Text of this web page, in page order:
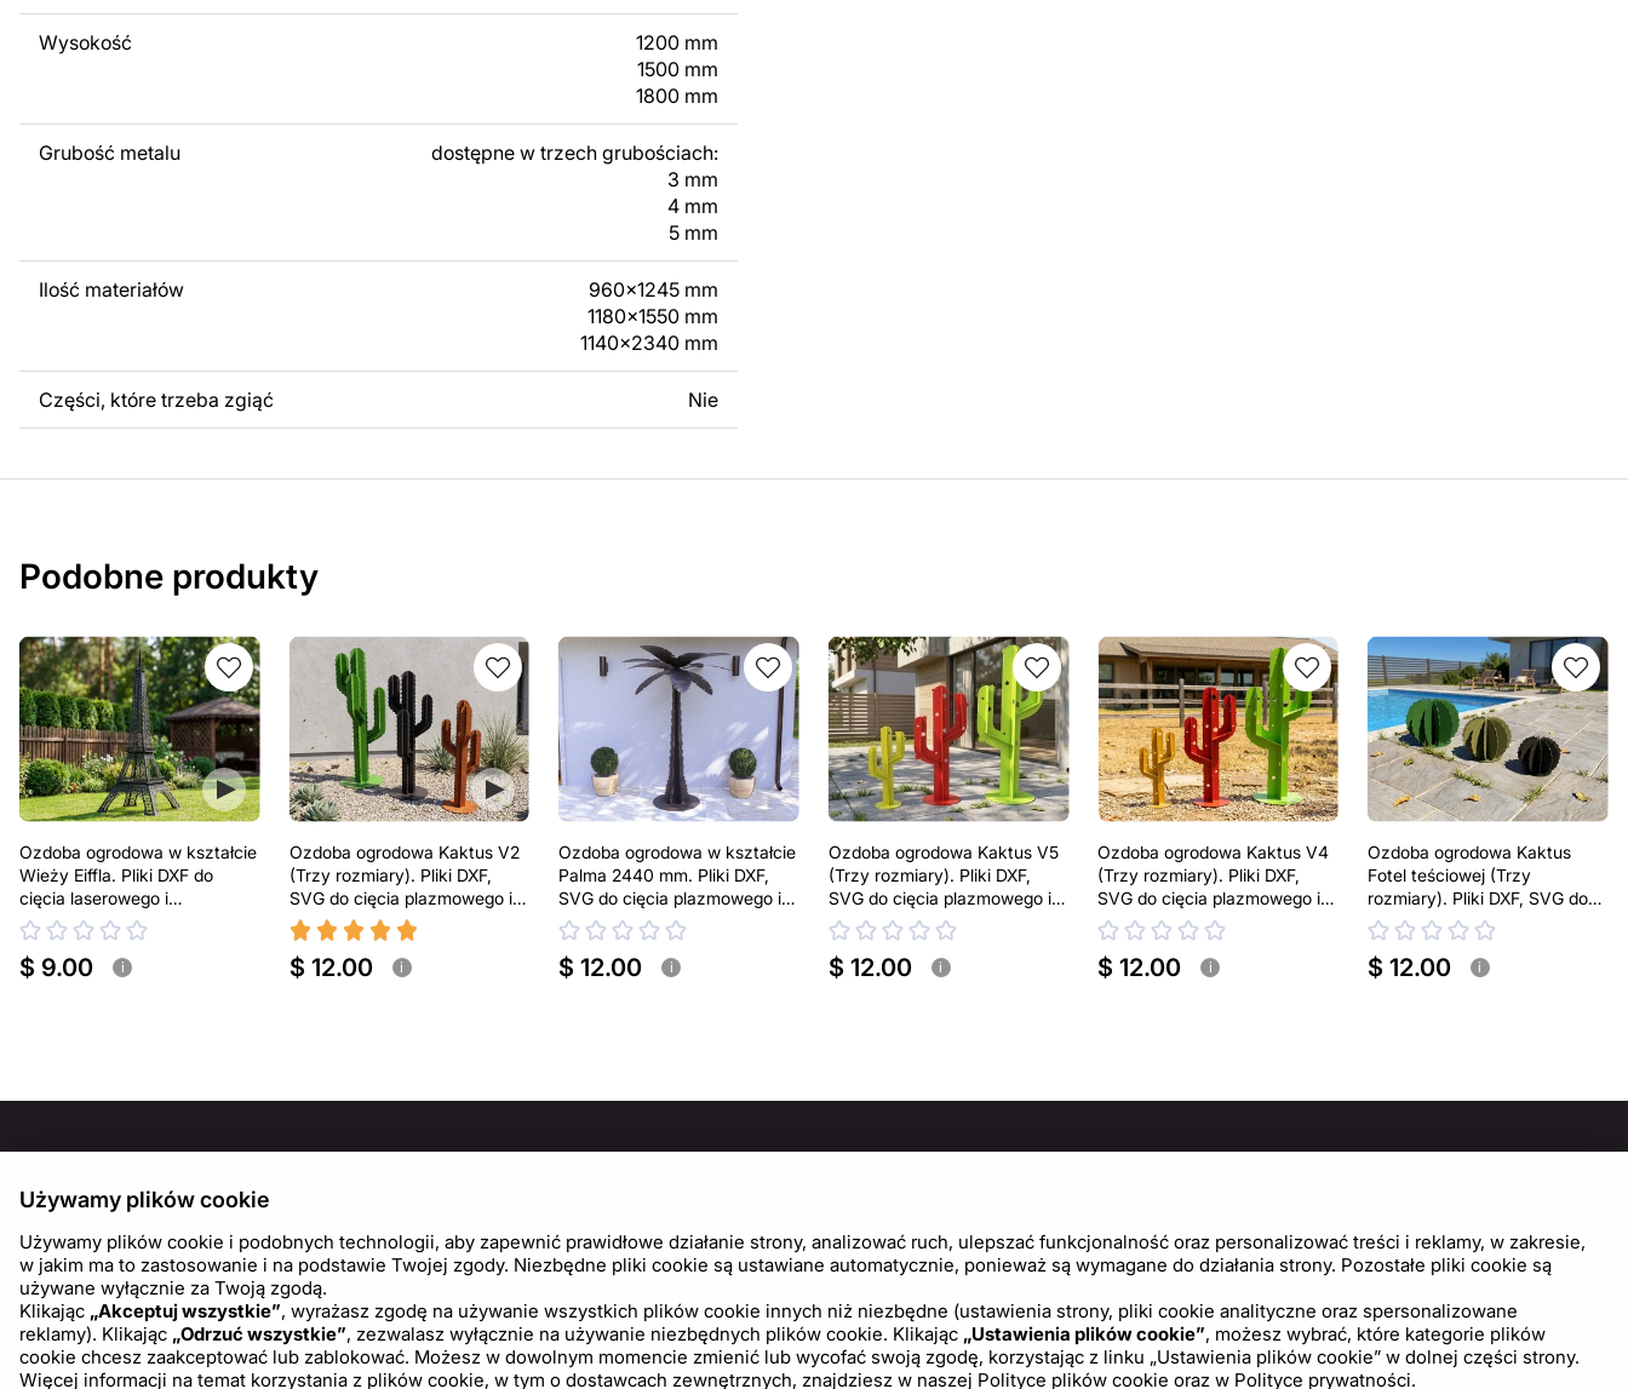
Wysokość
1200 mm
1500 mm
1800 mm
Grubość metalu
dostępne w trzech grubościach:
3 mm
4 mm
5 mm
Ilość materiałów
960x1245 mm
1180x1550 mm
1140x2340 mm
Części, które trzeba zgiąć Nie
Podobne produkty
Ozdoba ogrodowa w kształcie
Wieży Eiffla. Pliki DXF do
cięcia laserowego i
plazmowego. Dekoracja na
podwórko
$ 9.00 i
Ozdoba ogrodowa Kaktus V2
(Trzy rozmiary). Pliki DXF,
SVG do cięcia plazmowego i
laserowego. Dekoracja na
podwórko
$ 12.00 i
Ozdoba ogrodowa w kształcie
Palma 2440 mm. Pliki DXF,
SVG do cięcia plazmowego i
laserowego. Dekoracja na
podwórko
$ 12.00 i
Ozdoba ogrodowa Kaktus V5
(Trzy rozmiary). Pliki DXF,
SVG do cięcia plazmowego i
laserowego. Dekoracja na
podwórko
$ 12.00 i
Ozdoba ogrodowa Kaktus V4
(Trzy rozmiary). Pliki DXF,
SVG do cięcia plazmowego i
laserowego. Dekoracja na
podwórko
$ 12.00 i
Ozdoba ogrodowa Kaktus
Fotel teściowej (Trzy
rozmiary). Pliki DXF, SVG do
cięcia plazmowego i
laserowego. Echinokaktus
Grusona. Dekoracja na
$ 12.00 i
Blog
Regulamin
Polityka plików cookie
Umowa licencyjna
Ustawienia plików cookie
Napisz do nas
Używamy plików cookie
Używamy plików cookie i podobnych technologii, aby zapewnić prawidłowe działanie strony, analizować ruch, ulepszać funkcjonalność oraz personalizować treści i reklamy, w zakresie,
w jakim ma to zastosowanie i na podstawie Twojej zgody. Niezbędne pliki cookie są ustawiane automatycznie, ponieważ są wymagane do działania strony. Pozostałe pliki cookie są
używane wyłącznie za Twoją zgodą.
Klikając „Akceptuj wszystkie”, wyrażasz zgodę na używanie wszystkich plików cookie innych niż niezbędne (ustawienia strony, pliki cookie analityczne oraz spersonalizowane
reklamy). Klikając „Odrzuć wszystkie”, zezwalasz wyłącznie na używanie niezbędnych plików cookie. Klikając „Ustawienia plików cookie”, możesz wybrać, które kategorie plików
cookie chcesz zaakceptować lub zablokować. Możesz w dowolnym momencie zmienić lub wycofać swoją zgodę, korzystając z linku „Ustawienia plików cookie” w dolnej części strony.
Więcej informacji na temat korzystania z plików cookie, w tym o dostawcach zewnętrznych, znajdziesz w naszej Polityce plików cookie oraz w Polityce prywatności.